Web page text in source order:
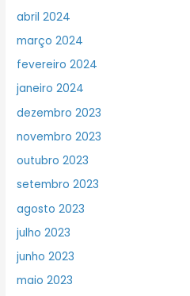
abril 2024
março 2024
fevereiro 2024
janeiro 2024
dezembro 2023
novembro 2023
outubro 2023
setembro 2023
agosto 2023
julho 2023
junho 2023
maio 2023